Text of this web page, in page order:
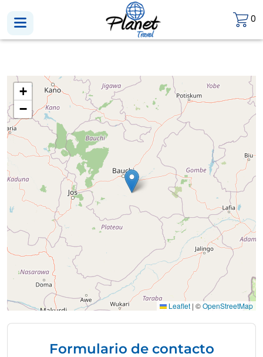
0
+
−
Leaflet | ©OpenStreetMap
Formulario de contacto